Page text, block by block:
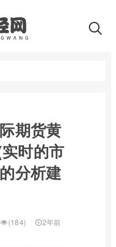
期货黄
时的市
分析建
(184) 2年前